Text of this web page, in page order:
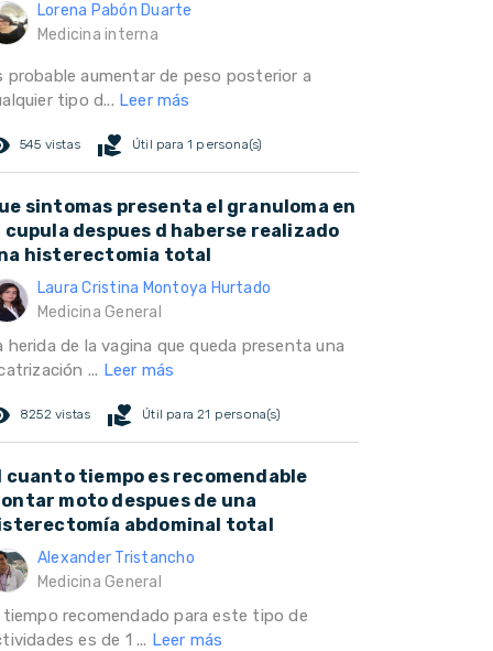
Lorena Pabón Duarte
Medicina interna
probable aumentar de peso posterior a
tipo d... Leer más
545 vistas volunteer_activism Útil para 1 persona(s)
sintomas presenta el granuloma en
cupula despues d haberse realizado
histerectomia total
Laura Cristina Montoya Hurtado
Medicina General
herida de la vagina que queda presenta una
... Leer más
8252 vistas volunteer_activism Útil para 21 persona(s)
cuanto tiempo es recomendable
moto despues de una
abdominal total
Alexander Tristancho
Medicina General
tiempo recomendado para este tipo de
es de 1 ... Leer más